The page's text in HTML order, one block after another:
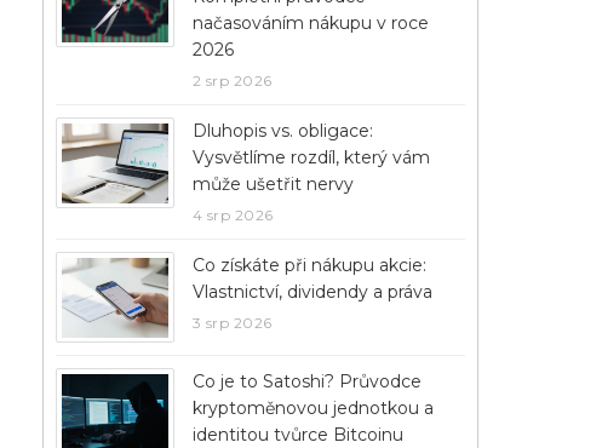
načasováním nákupu v roce
2026
2 srp 2026
Dluhopis vs. obligace:
Vysvětlíme rozdíl, který vám
může ušetřit nervy
4 srp 2026
Co získáte při nákupu akcie:
Vlastnictví, dividendy a práva
3 srp 2026
Co je to Satoshi? Průvodce
kryptoměnovou jednotkou a
identitou tvůrce Bitcoinu